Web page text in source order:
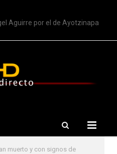
Aguirre por el de Ayotzinapa
muerto y con signos de